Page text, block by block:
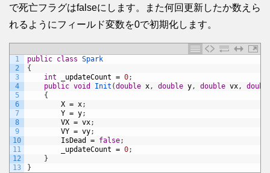
で死亡フラグはfalseにします。また何回更新したか数えら
れるようにフィールド変数を0で初期化します。
1
2
3
4
5
6
7
8
9
10
11
12
13
public class Spark
{
int
_updateCount = 0;
public void Init (double x, double y, double vx,
{
X = x;
Y = y;
VX = vx;
VY = vy;
IsDead
= false;
_updateCount = 0;
}
}